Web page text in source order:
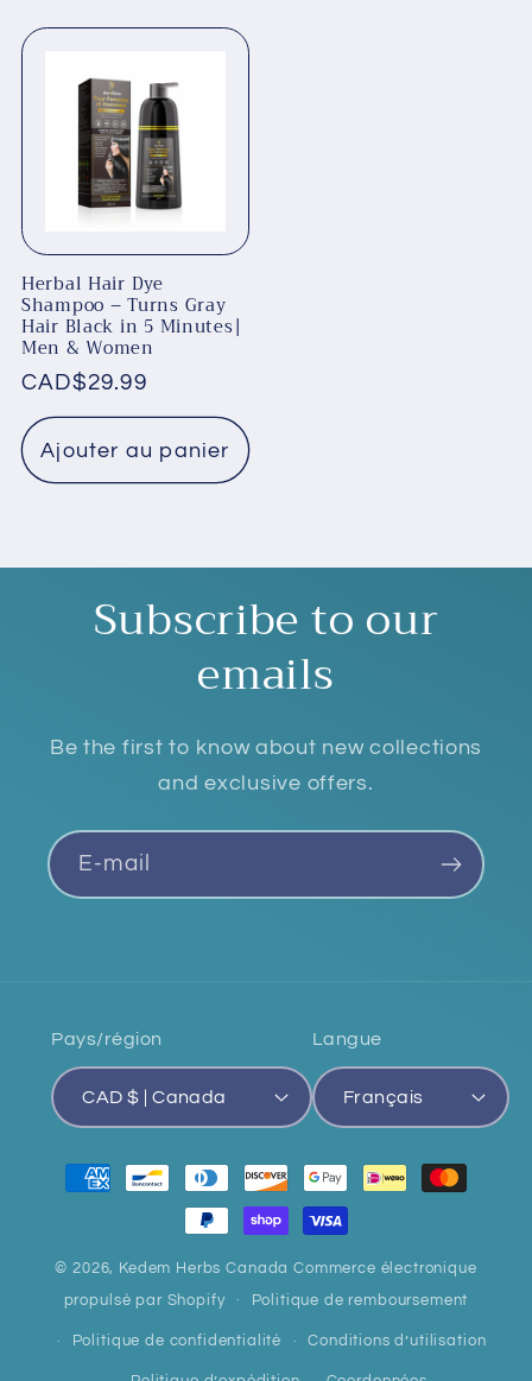
Herbal Hair Dye
Shampoo – Turns Gray
Hair Black in 5 Minutes|
Men & Women
Prix
habituel
CAD$29.99
Ajouter au panier
Subscribe to our
emails
Be the first to know about new collections
and exclusive offers.
E-mail
Pays/région
CAD $ | Canada
Langue
Français
Moyens
© 2026, Kedem Herbs Canada Commerce électronique
propulsé par Shopify
Politique de remboursement
Politique de confidentialité Conditions d’utilisation